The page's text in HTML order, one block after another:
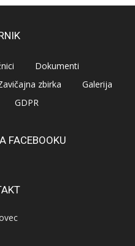
Dokumenti
zbirka
Galerija
GDPR
FACEBOOKU